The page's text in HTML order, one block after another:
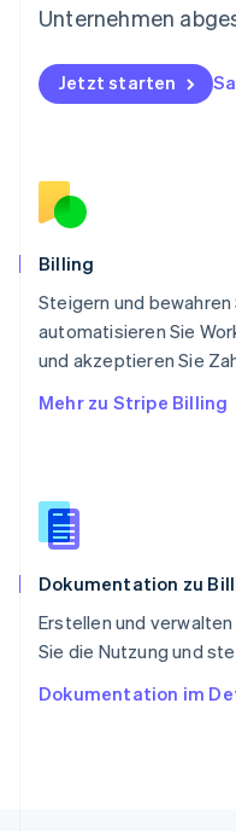
Unternehmen
Jetzt starten
Billing
Steigern und bewahren
automatisieren Sie
und akzeptieren Sie
Mehr zu Stripe Billing
Dokumentation zu
Erstellen und
Sie die Nutzung und
Dokumentation im
Österreich
Polen
English
Portugal
Schweden
Svenska
Schweiz
Deutsch
Singapur
English简体中文
Slowakei
English
Slowenien
English
Spanien
Thailand
Tschechische
English
English